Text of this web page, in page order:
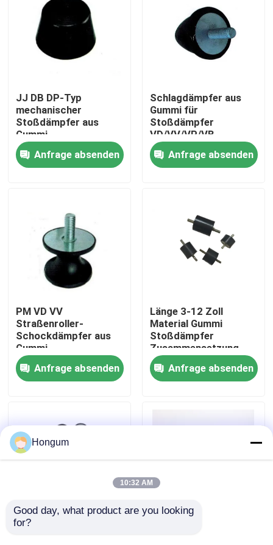
Produkte
Über uns
Werksbesichtigung
Qualitätskontrolle
Neuigkeiten
Rechtssachen
Bitte um ein Angebot
JJ DB DP-Typ
mechanischer
Stoßdämpfer aus
Gummi
Anfrage absenden
Schlagdämpfer aus
Gummi für
Stoßdämpfer
VD/VV/VP/VB
Anfrage absenden
PM VD VV
Straßenroller-
Schockdämpfer aus
Gummi
Anfrage absenden
Länge 3-12 Zoll
Material Gummi
Stoßdämpfer
Zusammensetzung
Elastomer Typ und
elastische Lösung für
den
Anfrage absenden
Kautschukstoßabsorber
Hongum
10:32 AM
Good day, what product are you looking
for?